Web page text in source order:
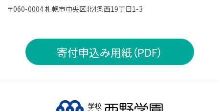
〒060-0004 札幌市中央区北4条西19丁目1-3
寄付申込み用紙（PDF）